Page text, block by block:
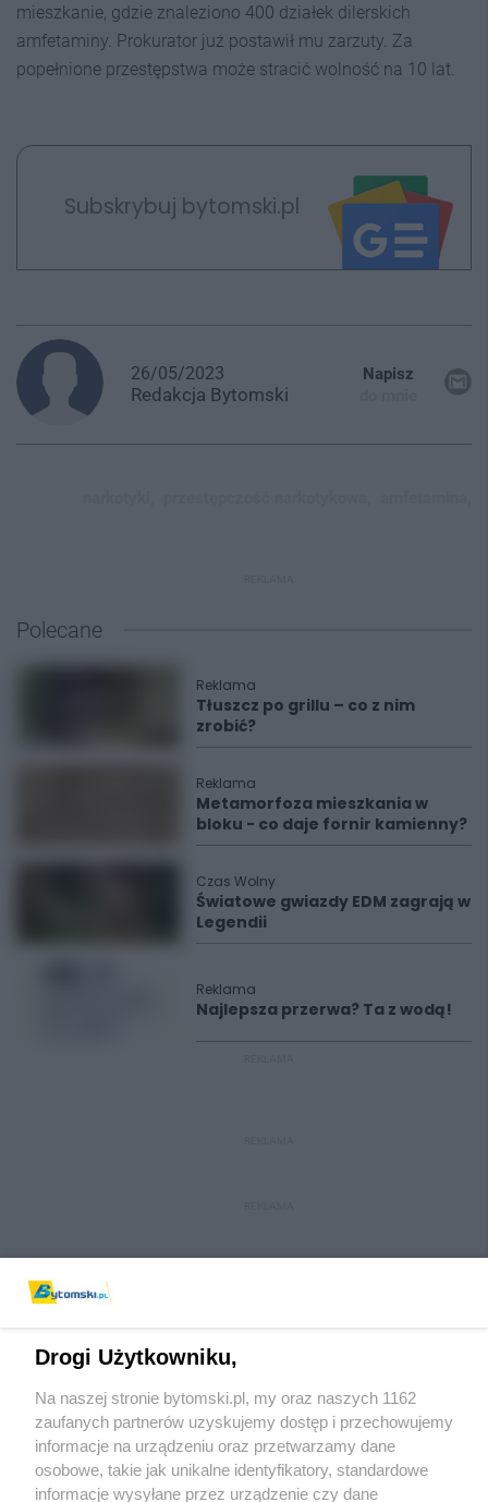
mieszkanie, gdzie znaleziono 400 działek dilerskich
amfetaminy. Prokurator już postawił mu zarzuty. Za
popełnione przestępstwa może stracić wolność na 10 lat.
Subskrybuj bytomski.pl
26/05/2023
Redakcja Bytomski
Napisz
Polecane
Reklama
Tłuszcz po grillu – co z nim
zrobić?
Reklama
Metamorfoza mieszkania w
bloku - co daje fornir kamienny?
Czas Wolny
Światowe gwiazdy EDM zagrają w
Legendii
Reklama
Najlepsza przerwa? Ta z wodą!
Wydawca mediów lokalnych
Drogi Użytkowniku,
Na naszej stronie bytomski.pl, my oraz naszych 1162
zaufanych partnerów uzyskujemy dostęp i przechowujemy
informacje na urządzeniu oraz przetwarzamy dane
osobowe, takie jak unikalne identyfikatory, standardowe
informacje wysyłane przez urządzenie czy dane